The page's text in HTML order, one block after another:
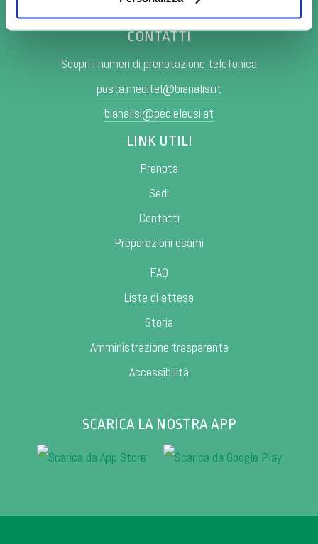
CONTATTI
Scopri i numeri di prenotazione telefonica
posta.meditel@bianalisi.it
bianalisi@pec.eleusi.at
LINK UTILI
Prenota
Sedi
Contatti
Preparazioni esami
FAQ
Liste di attesa
Storia
Amministrazione trasparente
Accessibilità
SCARICA LA NOSTRA APP